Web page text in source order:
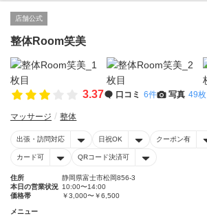
店舗公式
整体Room笑美
3.37 口コミ 6件 写真 49枚
マッサージ 整体
出張・訪問対応 日祝OK クーポン有
カード可 QRコード決済可
住所
静岡県富士市松岡856-3
本日の営業状況 10:00〜14:00
価格帯
￥3,000〜￥6,500
メニュー